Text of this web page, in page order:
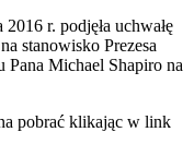
r. podjęła uchwałę
stanowisko Prezesa
Pana Michael Shapiro na
pobrać klikając w link